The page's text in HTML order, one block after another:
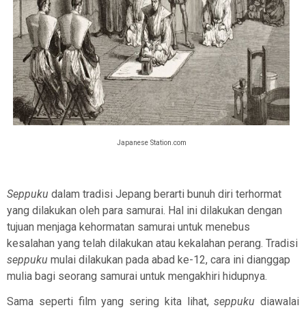
Japanese Station.com
Seppuku dalam tradisi Jepang berarti bunuh diri terhormat
yang dilakukan oleh para samurai. Hal ini dilakukan dengan
tujuan menjaga kehormatan samurai untuk menebus
kesalahan yang telah dilakukan atau kekalahan perang. Tradisi
seppuku mulai dilakukan pada abad ke-12, cara ini dianggap
mulia bagi seorang samurai untuk mengakhiri hidupnya.
Sama seperti film yang sering kita lihat,seppuku diawalai